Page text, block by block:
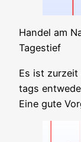
Han­del am
Tagestief
Es ist
tags
Eine gute